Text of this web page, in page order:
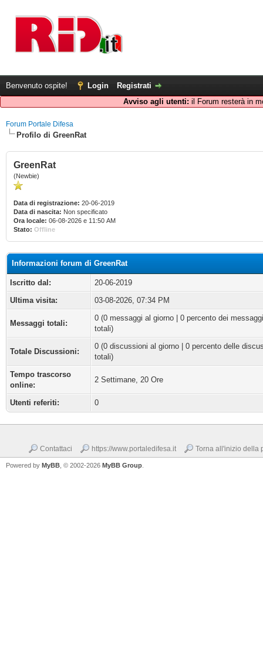
Benvenuto ospite! Login
Registrati
Avviso agli utenti: il Forum resterà in
Forum Portale Difesa
Profilo di GreenRat
GreenRat
(Newbie)
Data di registrazione: 20-06-2019
Data di nascita: Non specificato
Ora locale: 06-08-2026 e 11:50 AM
Stato: Offline
Informazioni forum di GreenRat
Iscritto dal:
20-06-2019
Ultima visita:
03-08-2026, 07:34 PM
Messaggi totali:
0 (0 messaggi al giorno | 0 percento dei messaggi
totali)
Totale Discussioni:
0 (0 discussioni al giorno | 0 percento delle
totali)
Tempo trascorso
online:
2 Settimane, 20 Ore
Utenti referiti: 0
Contattaci https://www.portaledifesa.it Torna all'inizio della
Powered by MyBB , © 2002-2026 MyBB Group